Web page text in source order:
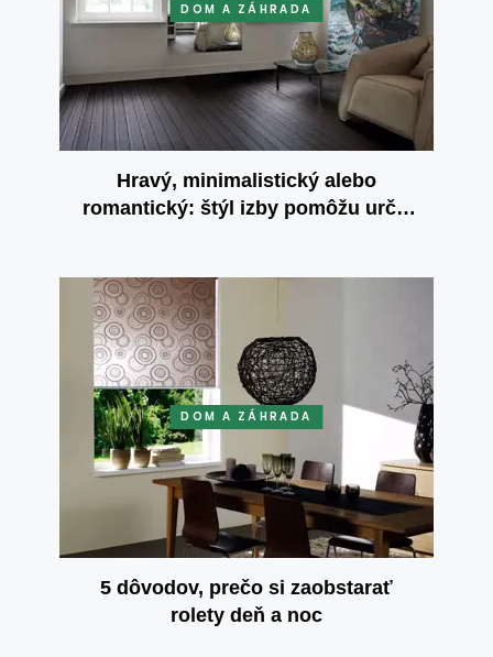
DOM A ZÁHRADA
Hravý, minimalistický alebo
romantický: štýl izby pomôžu určiť
DOM A ZÁHRADA
5 dôvodov, prečo si zaobstarať
rolety deň a noc